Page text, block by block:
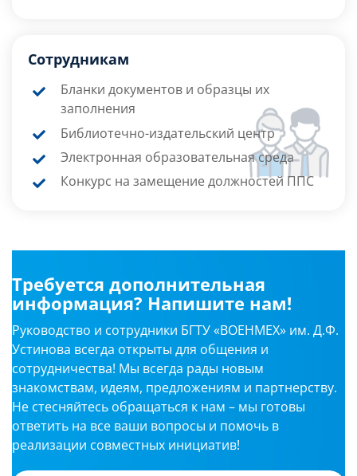
Сотрудникам
Бланки документов и образцы их
заполнения
Библиотечно-издательский центр
Электронная образовательная среда
Конкурс на замещение должностей ППС
Требуется дополнительная
информация? Напишите нам!
Руководство и сотрудники БГТУ «ВОЕНМЕХ» им. Д.Ф.
Устинова всегда открыты для общения и
сотрудничества! Мы всегда рады новым
знакомствам, идеям, предложениям и партнерству.
Не стесняйтесь обращаться к нам – мы готовы
ответить на все ваши вопросы и помочь в
реализации совместных инициатив!